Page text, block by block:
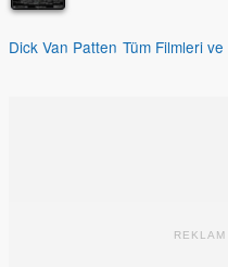
Dick Van Patten Tüm Filmleri